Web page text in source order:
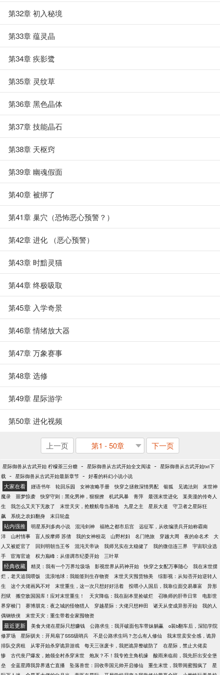
第32章 初入秘境
第33章 蕴灵晶
第34章 疾影鹭
第35章 灵纹草
第36章 黑色晶体
第37章 技能晶石
第38章 天枢窍
第39章 幽魂假面
第40章 被绑了
第41章 巢穴（恐怖恶心预警？）
第42章 进化 （恶心预警）
第43章 时黯灵猫
第44章 终极吸取
第45章 入学奇景
第46章 情绪放大器
第47章 万象赛事
第48章 选修
第49章 星际游学
第50章 进化视频
上一页 第1 - 50章 下一页
星际御兽从古武开始 柠檬茶三分糖 - 星际御兽从古武开始全文阅读 - 星际御兽从古武开始txt下
载 - 星际御兽从古武开始最新章节 - 好看的科幻小说小说
大家在看 嫤语书年 轮回乐园 女神攻略手册 快穿之拯救深情男配 银狐 见诡法则
末世神
魔录
噩梦惊袭 快穿守则：黑化男神，狠狠撩 机武风暴 青萍 最强末世进化
某美漫的传奇人
生
我怎么又天下无敌了 末世天灾，抢艘航母当基地 九星之主 星辰大道
守卫者之星际狂
飙
系统之农妇翻身 末日轮盘
站内强推 明星系列多肉小说 混沌剑神 福艳之都市后宫
远征军，从收编溃兵开始称霸南
洋
山村情事 盲人按摩师 苏倩 我的女神校花 山野村妇 名门艳旅 穿越大周 夜的命名术
大
人又被贬官了
回到明朝当王爷 混沌天帝诀 我师兄实在太稳健了 我的微信连三界
宇宙职业选
手
宦海官途 权力巅峰：从借调市纪委开始 三叶草
经典收藏 精灵：我有一个万界垃圾场 影视世界从药神开始 快穿之女配万事随心
我在末世摆
烂，老天追我喂饭
流浪地球：我能签到生存物资 末世天灾囤货独美
综影视：从知否开始逆转人
生
这个大佬画风不对 末世重生，这一次只想好好活着 投喂小人国后，我靠位面交易暴富
异形
烈狱
搬空敌国国库！应对末世重生！ 天灾降临：我在副本里捡破烂 召唤师的肝帝日常
电影世
界穿梭门
赛博朋克：夜之城的怪物猎人 穿越星际：大佬只想种田 诸天从变成异形开始
我的人
偶钢铁侠
末世天灾：重生带着全家囤物资
最近更新 美食大佬在星际只想赚钱 公路求生：我开破面包车带妹躺赢
o装b翻车后，深陷学院
修罗场
星际驯夫：开局扇了SSS级哨兵 不是公路求生吗？怎么有人修仙
我末世卖安全感，诡异
排队交房租
从零开始杀穿诡异游戏 每天三张废卡，我把诡异整破防了
在星际，禁止大佬卖
惨
古代丧尸爆发，她领全村杀穿末世 炮灰？不！我专抢主角机缘
酸雨来临前，我先肝出安全堡
垒
全蓝星蹲我异界逃亡直播 坠落兽世：回收帝国元帅开启修仙 重生末世，我带闺蜜囤疯了
星